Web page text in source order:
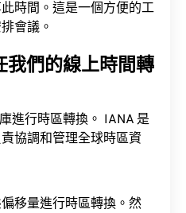
時間。這是一個方便的工
會議。
我們的線上時間轉
進行時區轉換。 IANA 是
協調和管理全球時區資
移量進行時區轉換。然